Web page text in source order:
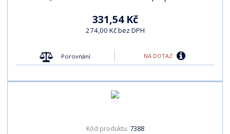
331,54 Kč
274,00 Kč bez DPH
Porovnání NA DOTAZ
Kód produktu: 7388